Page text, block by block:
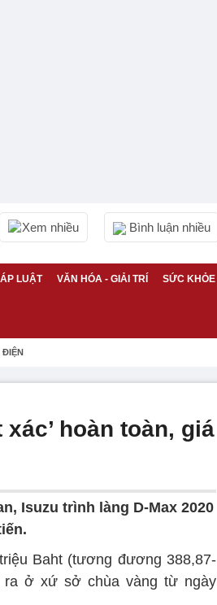
Xem nhiều Bình luận nhiều
LUẬT VĂN HÓA - GIẢI TRÍ SỨC KHỎE
ĐIỆN
xác’ hoàn toàn, giá
Isuzu trình làng D-Max 2020
Baht (tương đương 388,87-
ra ở xứ sở chùa vàng từ ngày